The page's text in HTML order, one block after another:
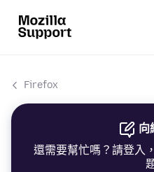
Firefox
向
還需要幫忙嗎？請登入